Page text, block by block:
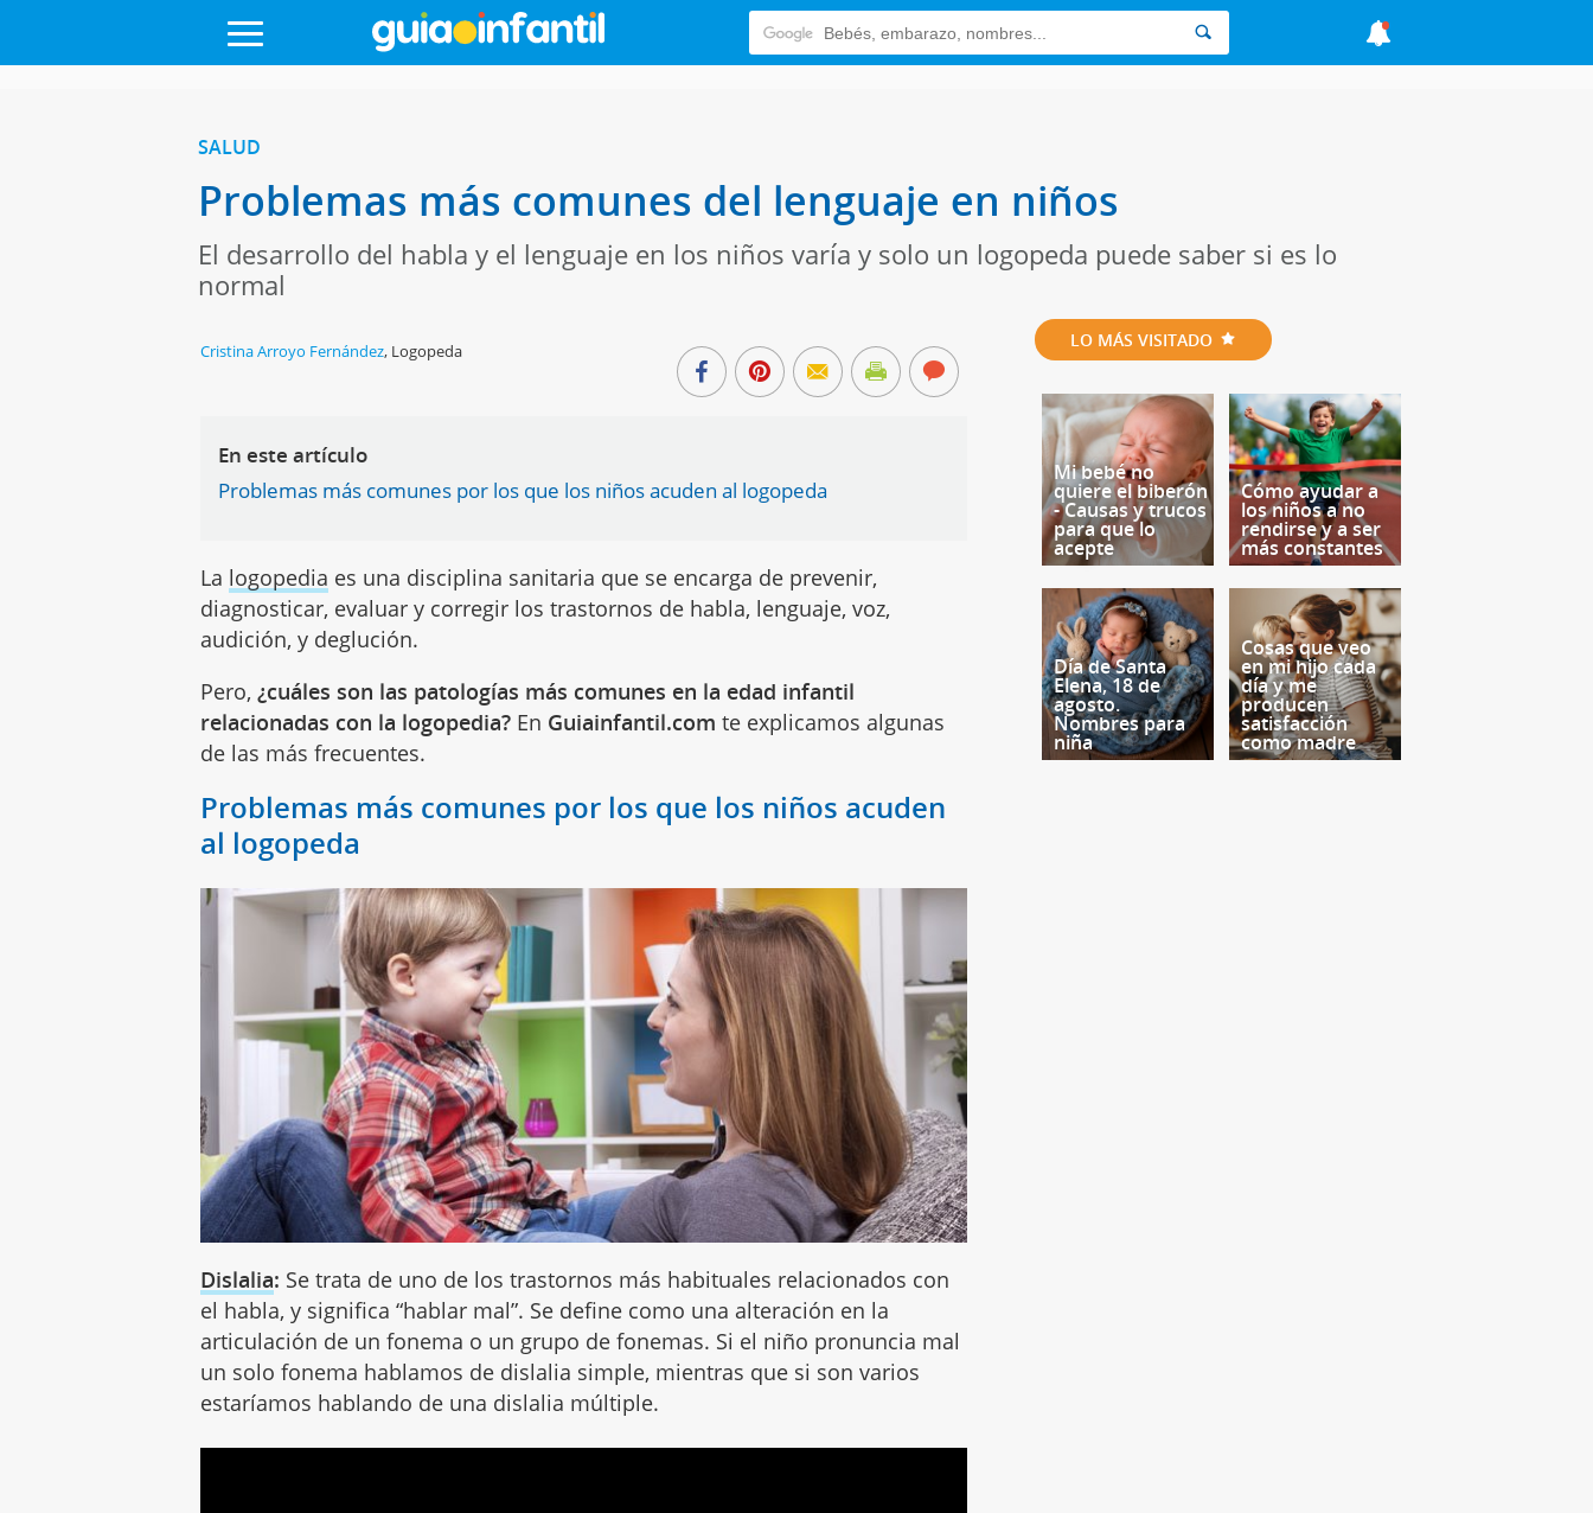
SALUD
Problemas más comunes del lenguaje en niños
El desarrollo del habla y el lenguaje en los niños varía y solo un logopeda puede saber si es lo
normal
Cristina Arroyo Fernández, Logopeda
En este artículo
Problemas más comunes por los que los niños acuden al logopeda
La logopedia es una disciplina sanitaria que se encarga de prevenir,
diagnosticar, evaluar y corregir los trastornos de habla, lenguaje, voz,
audición, y deglución.
Pero,¿cuáles son las patologías más comunes en la edad infantil
relacionadas con la logopedia? En Guiainfantil.com te explicamos algunas
de las más frecuentes.
Problemas más comunes por los que los niños acuden
al logopeda
Dislalia: Se trata de uno de los trastornos más habituales relacionados con
el habla, y significa “hablar mal”. Se define como una alteración en la
articulación de un fonema o un grupo de fonemas. Si el niño pronuncia mal
un solo fonema hablamos de dislalia simple, mientras que si son varios
estaríamos hablando de una dislalia múltiple.
LO MÁS VISITADO
Mi bebé no
quiere el biberón
- Causas y trucos
para que lo
acepte
Cómo ayudar a
los niños a no
rendirse y a ser
más constantes
Día de Santa
Elena, 18 de
agosto.
Nombres para
niña
Cosas que veo
en mi hijo cada
día y me
producen
satisfacción
como madre